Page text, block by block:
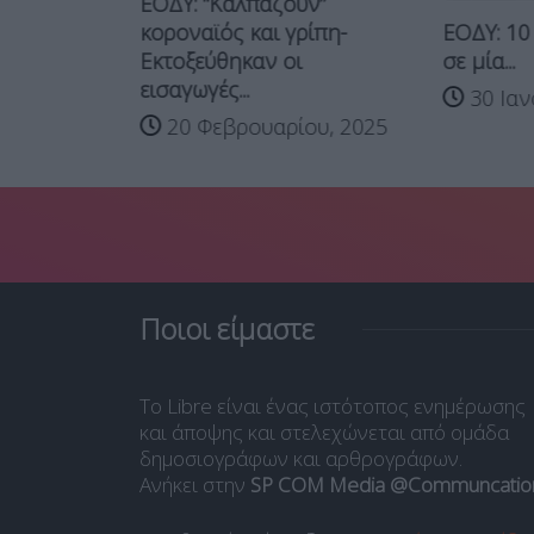
κοροναϊός και γρίπη-
Εκτοξεύθηκαν οι
εισαγωγές...
20 Φεβρουαρίου, 2025
ΕΟΔΥ: 10
σε μία...
30
Ποιοι είμαστε
Το Libre είναι ένας ιστότοπος ενημέρωσης
και άποψης και στελεχώνεται από ομάδα
δημοσιογράφων και αρθρογράφων.
Ανήκει στην SP COM Media